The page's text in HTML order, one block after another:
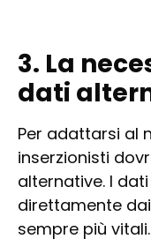
3. La
dati
Per adattarsi al
inserzionisti
alternative. I
direttamente
sempre più